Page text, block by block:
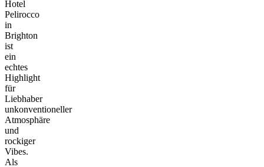
Hotel
Pelirocco
in
Brighton
ist
ein
echtes
Highlight
für
Liebhaber
unkonventioneller
Atmosphäre
und
rockiger
Vibes.
Als